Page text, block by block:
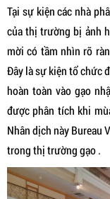
Tại sự kiện các nhà
của thị trường bị ảnh
mời có tầm nhìn rõ
Đây là sự kiện tổ chức
hoàn toàn vào gạo
được phân tích khi
Nhân dịch này Bureau
trong thị trường gạo .